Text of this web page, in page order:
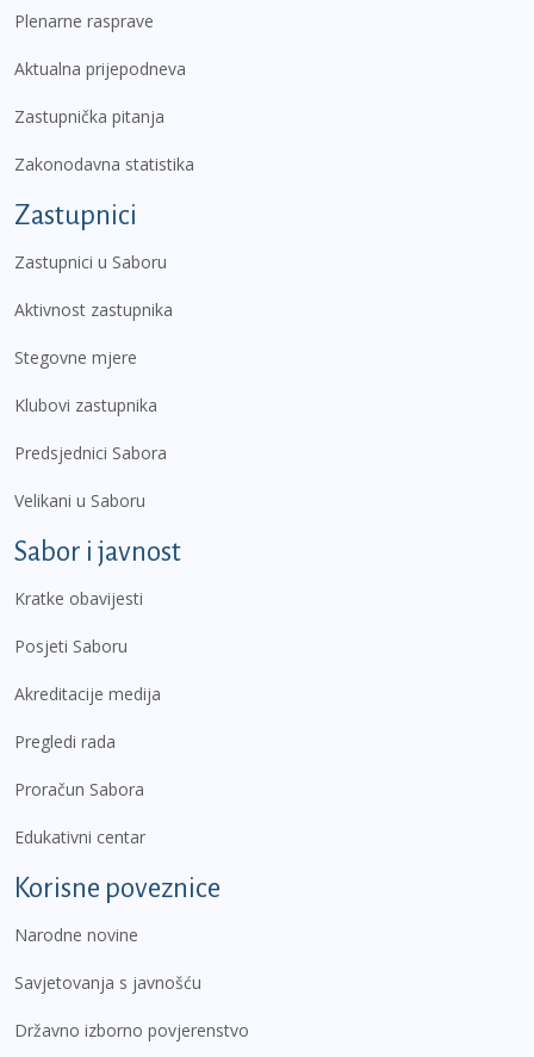
Plenarne rasprave
Aktualna prijepodneva
Zastupnička pitanja
Zakonodavna statistika
Zastupnici
Zastupnici u Saboru
Aktivnost zastupnika
Stegovne mjere
Klubovi zastupnika
Predsjednici Sabora
Velikani u Saboru
Sabor i javnost
Kratke obavijesti
Posjeti Saboru
Akreditacije medija
Pregledi rada
Proračun Sabora
Edukativni centar
Korisne poveznice
Narodne novine
Savjetovanja s javnošću
Državno izborno povjerenstvo